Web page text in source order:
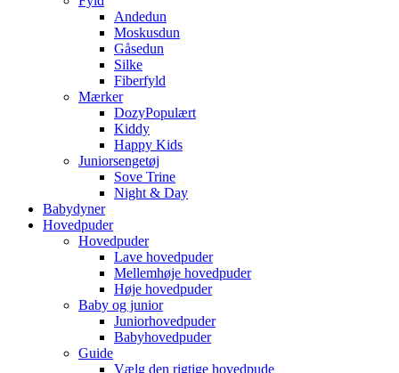
Andedun
Moskusdun
Gåsedun
Silke
Fiberfyld
Mærker
Dozy
Kiddy
Happy Kids
Juniorsengetøj
Sove Trine
Night & Day
Babydyner
Hovedpuder
Hovedpuder
Lave hovedpuder
Mellemhøje hovedpuder
Høje hovedpuder
Baby og junior
Juniorhovedpuder
Babyhovedpuder
Guide
Vælg den rigtige hovedpude